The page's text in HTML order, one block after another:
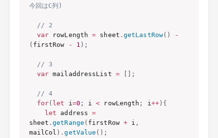
今回はC列)
// 2
var rowLength = sheet . getLastRow( )
-
( firstRow - 1 ) ;
// 3
var mailaddressList = ;
// 4
for( let i=0 ; i < rowLength ; i++) {
let address =
sheet .getRange ( firstRow + i ,
mailCol ) .getValue ( ) ;